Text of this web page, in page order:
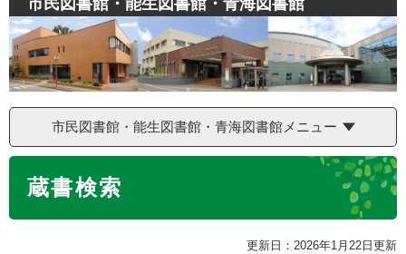
。
て
文
へ
市民図書館・能生図書館・青海図書館
市民図書館・能生図書館・青海図書館メニュー
蔵書検索
更新日：2026年1月22日更新